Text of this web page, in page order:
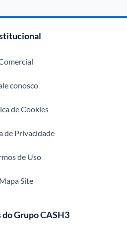
conosco
de Cookies
de Privacidade
de Uso
Mapa Site
do Grupo CASH3